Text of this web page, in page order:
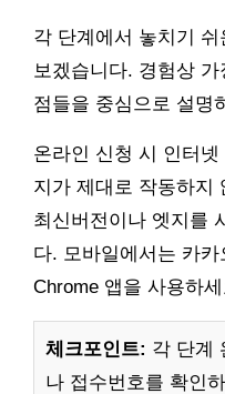
각 단계에서 놓치기
보겠습니다. 경험상
점들을 중심으로 설명
온라인 신청 시 인터
지가 제대로 작동하지
최신버전이나 엣지를
다. 모바일에서는 카
Chrome 앱을 사용하
체크포인트: 각 단계
나 접수번호를 확인